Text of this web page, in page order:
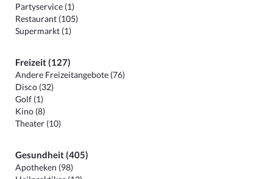
Partyservice (1)
Restaurant (105)
Supermarkt (1)
Freizeit (127)
Andere Freizeitangebote (76)
Disco (32)
Golf (1)
Kino (8)
Theater (10)
Gesundheit (405)
Apotheken (98)